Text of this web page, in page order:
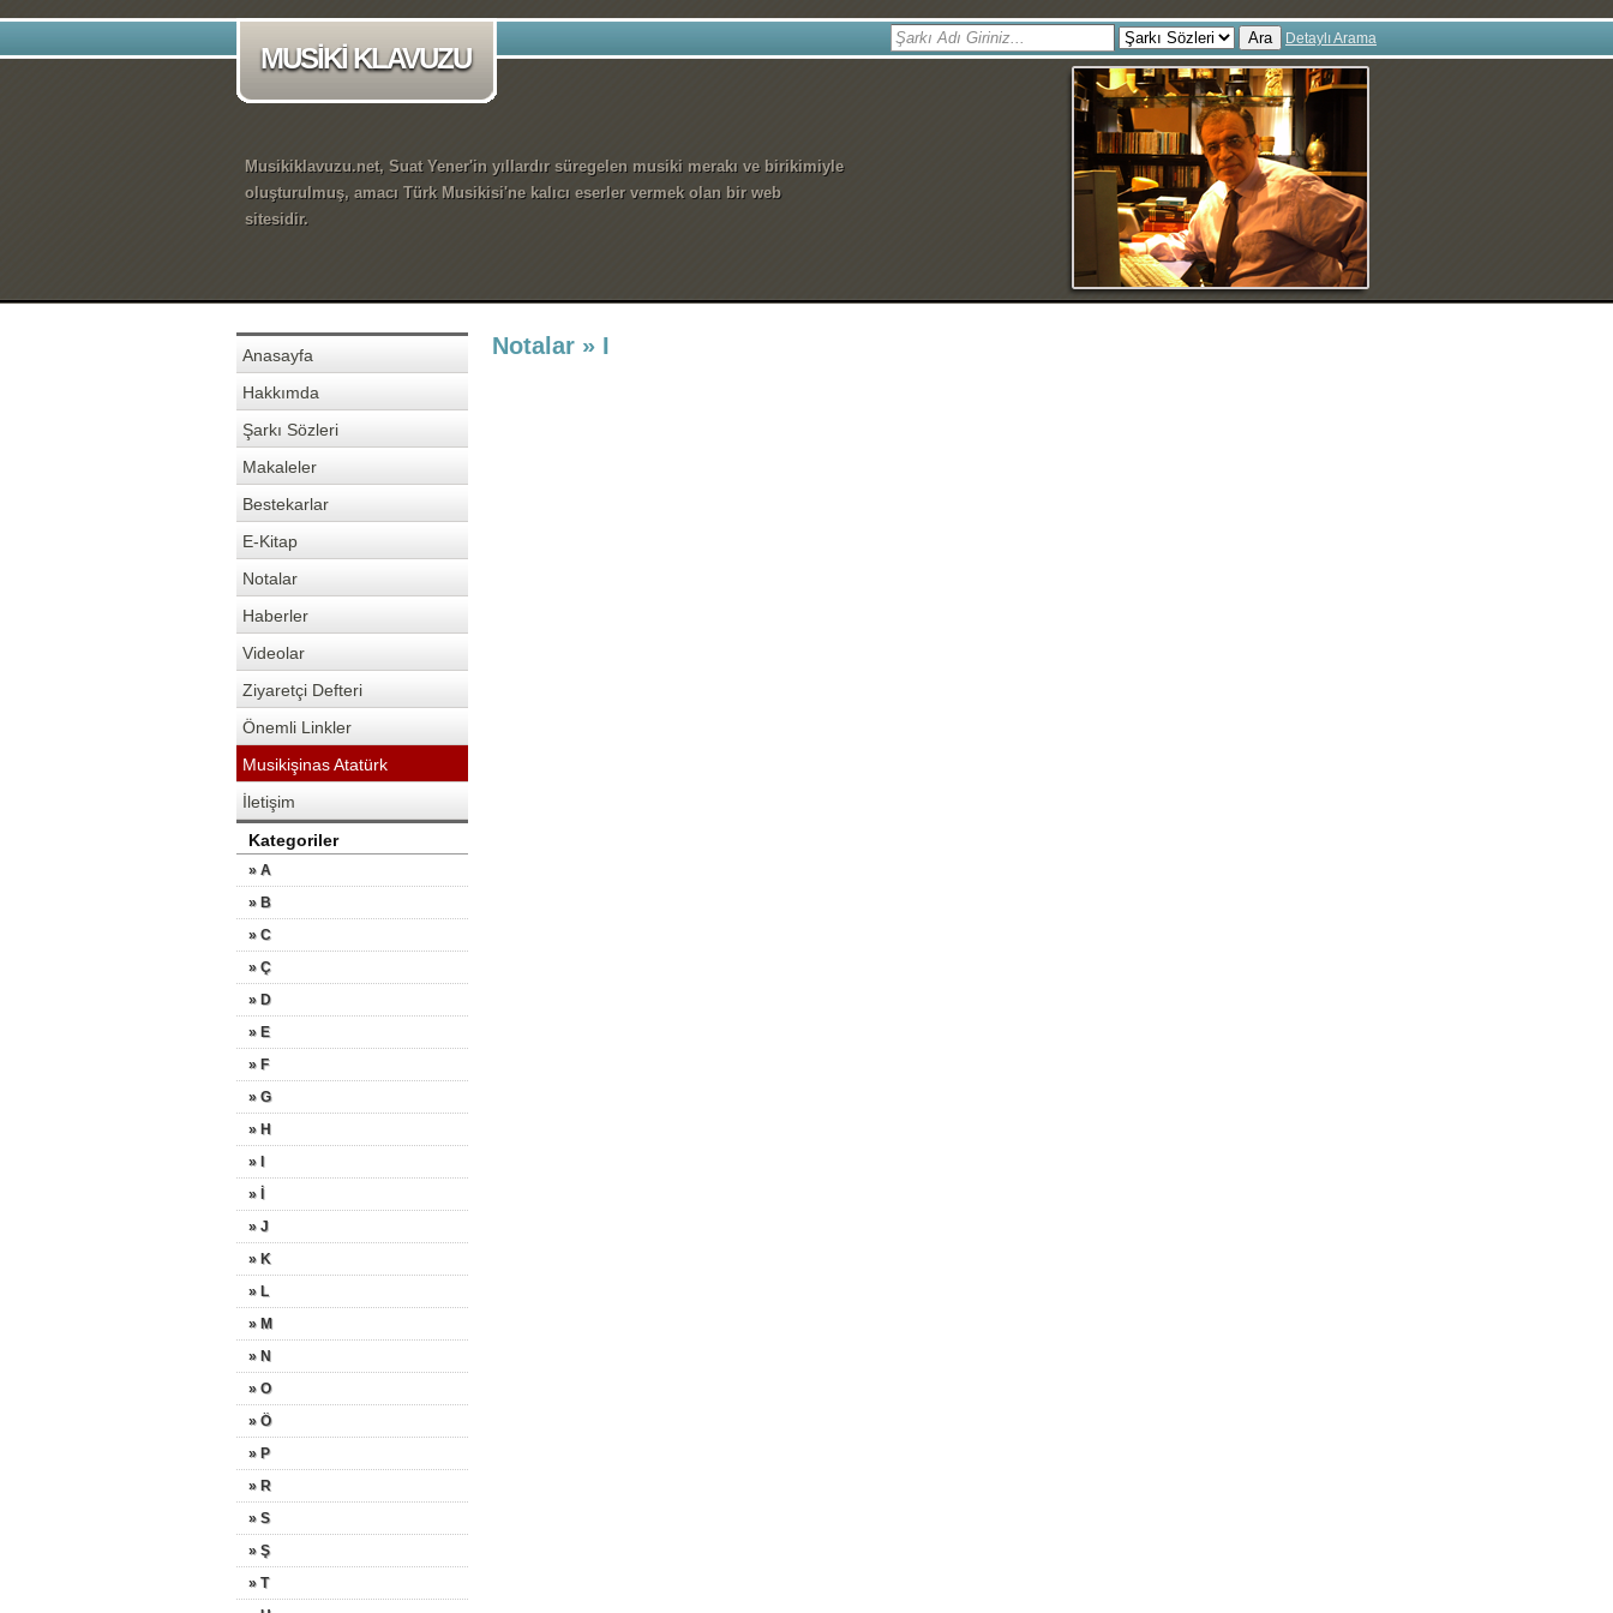
MUSİKİ KLAVUZU
Ara Detaylı Arama
Musikiklavuzu.net, Suat Yener'in yıllardır süregelen musiki merakı ve birikimiyle
oluşturulmuş, amacı Türk Musikisi'ne kalıcı eserler vermek olan bir web
sitesidir.
Anasayfa
Hakkımda
Şarkı Sözleri
Makaleler
Bestekarlar
E-Kitap
Notalar
Haberler
Videolar
Ziyaretçi Defteri
Önemli Linkler
Musikişinas Atatürk
İletişim
Kategoriler
» A
» B
» C
» Ç
» D
» E
» F
» G
» H
» I
» İ
» J
» K
» L
» M
» N
» O
» Ö
» P
» R
» S
» Ş
» T
Notalar » I